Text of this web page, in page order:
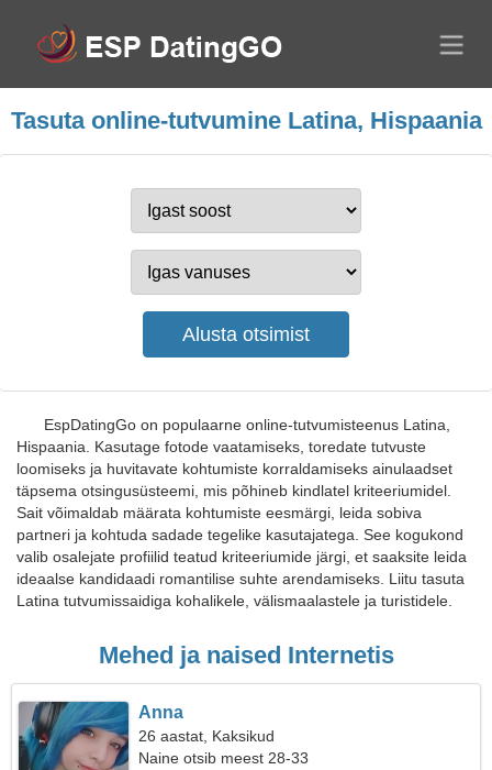
Tasuta online-tutvumine Latina, Hispaania
EspDatingGo on populaarne online-tutvumisteenus Latina,
Hispaania. Kasutage fotode vaatamiseks, toredate tutvuste
loomiseks ja huvitavate kohtumiste korraldamiseks ainulaadset
täpsema otsingusüsteemi, mis põhineb kindlatel kriteeriumidel.
Sait võimaldab määrata kohtumiste eesmärgi, leida sobiva
partneri ja kohtuda sadade tegelike kasutajatega. See kogukond
valib osalejate profiilid teatud kriteeriumide järgi, et saaksite leida
ideaalse kandidaadi romantilise suhte arendamiseks. Liitu tasuta
Latina tutvumissaidiga kohalikele, välismaalastele ja turistidele.
Mehed ja naised Internetis
Anna
26 aastat, Kaksikud
Naine otsib meest 28-33